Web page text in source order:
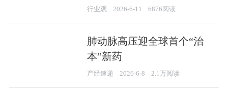
行业观 2026-6-11 6876阅读
肺动脉高压迎全球首个“治
本”新药
产经速递 2026-6-8 2.1万阅读